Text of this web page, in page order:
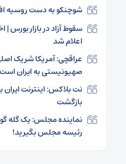
شوچنکو به دست روسیه
سقوط آزاد در بازار بورس |
اعلام شد
عراقچی: آمریکا شریک
صهیونیستی به ایران است
نت بلاکس: اینترنت
بازگشت
نماینده مجلس: یک گله
رئیسه مجلس بگیرید!